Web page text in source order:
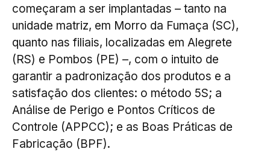
começaram a ser implantadas – tanto na
unidade matriz, em Morro da Fumaça (SC),
quanto nas filiais, localizadas em Alegrete
(RS) e Pombos (PE) –, com o intuito de
garantir a padronização dos produtos e a
satisfação dos clientes: o método 5S; a
Análise de Perigo e Pontos Críticos de
Controle (APPCC); e as Boas Práticas de
Fabricação (BPF).